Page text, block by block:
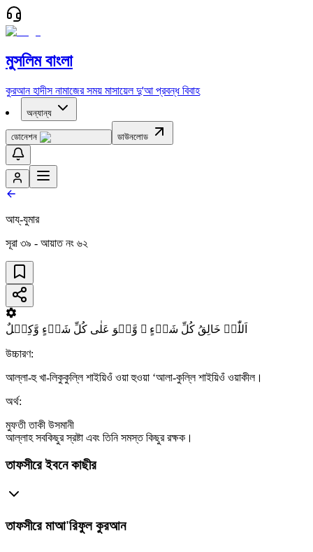
মুসলিম বাংলা
কুরআন হাদীস নামাজের সময় মাসায়েল দু'আ প্রবন্ধ বিবাহ
অন্যান্য
ডোনেশন ডাউনলোড
আয্‌-যুমার
সূরা ৩৯ - আয়াত নং ৬২
اَللّٰہُ خَالِقُ کُلِّ شَیۡءٍ ۫ وَّہُوَ عَلٰی کُلِّ شَیۡءٍ وَّکِیۡلٌ
উচ্চারণ:
আল্লা-হু খা-লিকুকুল্লি শাইয়িওঁ ওয়া হুওয়া ‘আলা-কুল্লি শাইয়িওঁ ওয়াকীল।
অর্থ:
মুফতী তাকী উসমানী
আল্লাহ সবকিছুর স্রষ্টা এবং তিনি সমস্ত কিছুর রক্ষক।
তাফসীরে ইবনে কাছীর
তাফসীরে মাআ'রিফুল কুরআন